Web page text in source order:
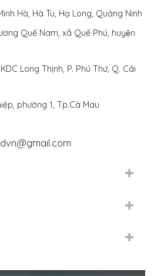
Hà, Hà Tu, Hạ Long, Quảng Ninh
Quế Nam, xã Quế Phú, huyện
Long Thịnh, P. Phú Thứ, Q. Cái
phường 1, Tp.Cà Mau